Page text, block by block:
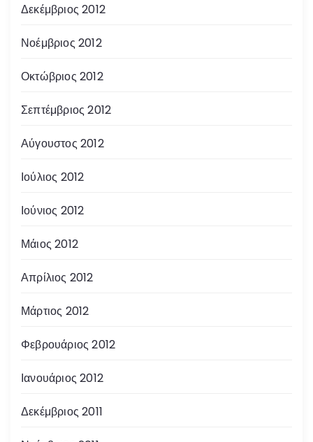
Δεκέμβριος 2012
Νοέμβριος 2012
Οκτώβριος 2012
Σεπτέμβριος 2012
Αύγουστος 2012
Ιούλιος 2012
Ιούνιος 2012
Μάιος 2012
Απρίλιος 2012
Μάρτιος 2012
Φεβρουάριος 2012
Ιανουάριος 2012
Δεκέμβριος 2011